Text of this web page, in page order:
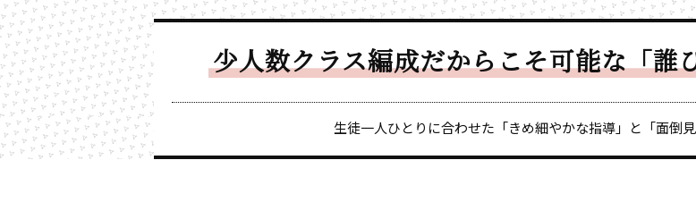
少人数クラス編成だからこそ可能な「誰
生徒一人ひとりに合わせた「きめ細やかな指導」と「面倒